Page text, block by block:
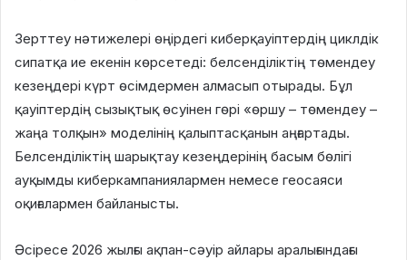
Зерттеу нәтижелері өңірдегі киберқауіптердің циклдік
сипатқа ие екенін көрсетеді: белсенділіктің төмендеу
кезеңдері күрт өсімдермен алмасып отырады. Бұл
қауіптердің сызықтық өсуінен гөрі «өршу – төмендеу –
жаңа толқын» моделінің қалыптасқанын аңғартады.
Белсенділіктің шарықтау кезеңдерінің басым бөлігі
ауқымды киберкампаниялармен немесе геосаяси
оқиғалармен байланысты.
Әсіресе 2026 жылғы ақпан-сәуір айлары аралығындағы